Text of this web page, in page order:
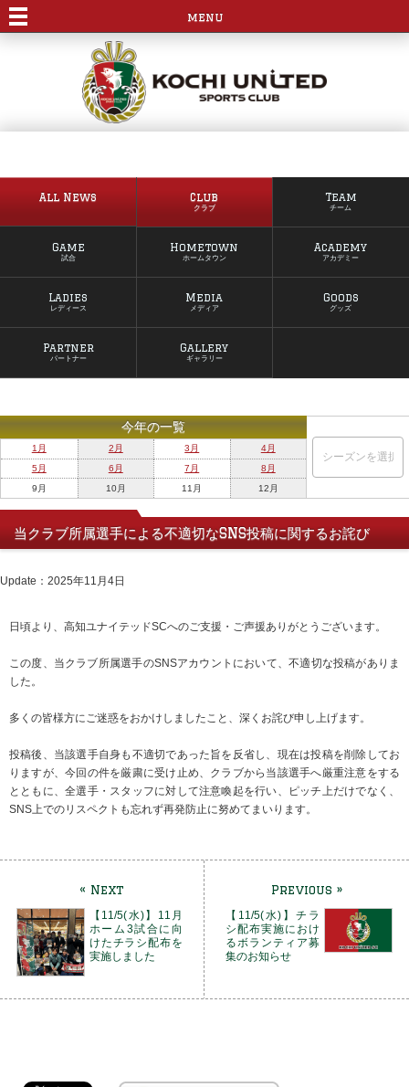
menu
All News Club
クラブ
Team
チーム
Game
試合
Hometown
ホームタウン
Academy
アカデミー
Ladies
レディース
Media
メディア
Goods
グッズ
Partner
パートナー
Gallery
ギャラリー
今年の一覧
1月 2月 3月
4月
5月
6月 7月
8月
9月
10月 11月 12月
当クラブ所属選手による不適切なSNS投稿に関するお詫び
Update：2025年11月4日
日頃より、高知ユナイテッドSCへのご支援・ご声援ありがとうございます。
この度、当クラブ所属選手のSNSアカウントにおいて、不適切な投稿がありま
した。
多くの皆様方にご迷惑をおかけしましたこと、深くお詫び申し上げます。
投稿後、当該選手自身も不適切であった旨を反省し、現在は投稿を削除してお
りますが、今回の件を厳粛に受け止め、クラブから当該選手へ厳重注意をする
とともに、全選手・スタッフに対して注意喚起を行い、ピッチ上だけでなく、
SNS上でのリスペクトも忘れず再発防止に努めてまいります。
« Next
【11/5(水)】11月
ホーム3試合に向
けたチラシ配布を
実施しました
Previous »
【11/5(水)】チラ
シ配布実施におけ
るボランティア募
集のお知らせ